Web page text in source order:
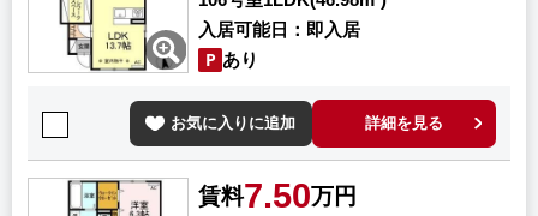
入居可能日
即入居
あり
お気に入りに追加 詳細を見る
賃料7.50万円